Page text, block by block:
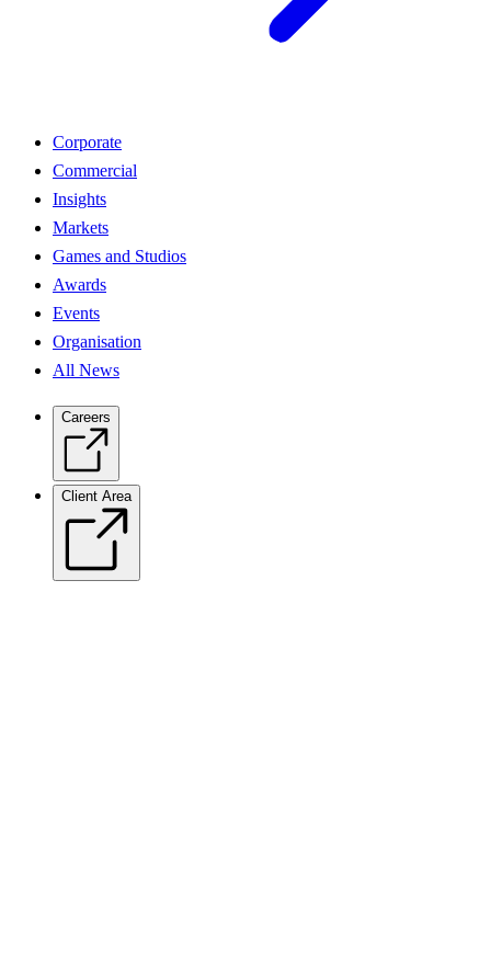
Corporate
Commercial
Insights
Markets
Games and Studios
Awards
Events
Organisation
All News
Careers
Client Area